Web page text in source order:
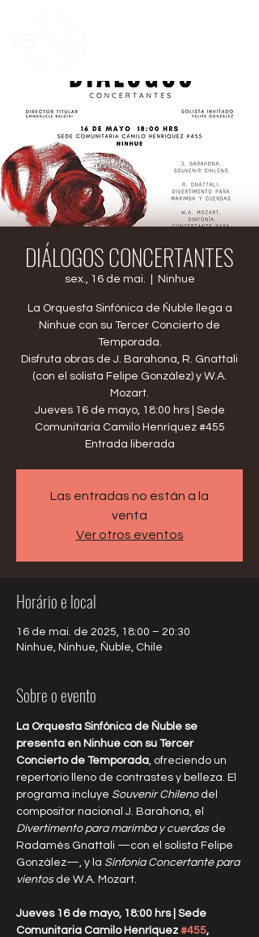
DIÁLOGOS CONCERTANTES
sex., 16 de mai. Ninhue
La Orquesta Sinfónica de Ñuble llega a
Ninhue con su Tercer Concierto de
Temporada.
Disfruta obras de J. Barahona, R. Gnattali
(con el solista Felipe González) y W.A.
Mozart.
Jueves 16 de mayo, 18:00 hrs | Sede
Comunitaria Camilo Henríquez #455
Entrada liberada
Las entradas no están a la
venta
Ver otros eventos
Horário e local
16 de mai. de 2025, 18:00 – 20:30
Ninhue, Ninhue, Ñuble, Chile
Sobre o evento
La Orquesta Sinfónica de Ñuble se
presenta en Ninhue con su Tercer
Concierto de Temporada, ofreciendo un
repertorio lleno de contrastes y belleza. El
programa incluye Souvenir Chileno del
compositor nacional J. Barahona, el
Divertimento para marimba y cuerdas de
Radamés Gnattali —con el solista Felipe
González—, y la Sinfonía Concertante para
vientos de W.A. Mozart.
Jueves 16 de mayo, 18:00 hrs | Sede
Comunitaria Camilo Henríquez #455,